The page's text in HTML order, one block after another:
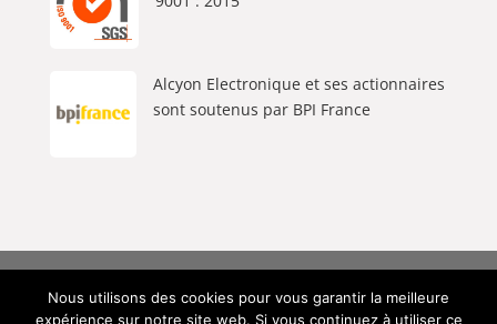
Alcyon Electronique et ses actionnaires
sont soutenus par BPI France
Alcyon Electronique © 2026 Tous Droits Réservés |
Mentions Légales| Politique de Confidentialité|
Nous utilisons des cookies pour vous garantir la meilleure
expérience sur notre site web. Si vous continuez à utiliser ce